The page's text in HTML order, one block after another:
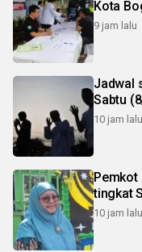
Kota
9 jam lalu
Jadwal
Sabtu
10 jam lalu
tingkat
10 jam lalu